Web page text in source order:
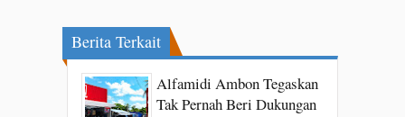
Berita Terkait
Alfamidi Ambon Tegaskan
Tak Pernah Beri Dukungan